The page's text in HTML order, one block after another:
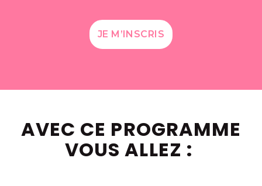
JE M’INSCRIS
AVEC CE PROGRAMME
VOUS ALLEZ :